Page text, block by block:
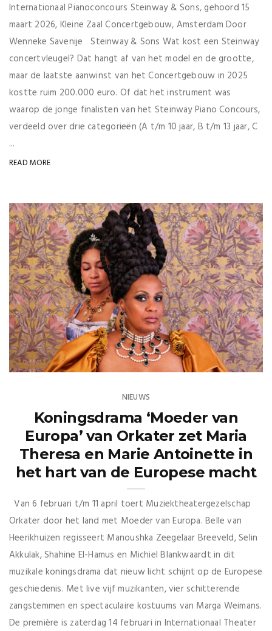
Internationaal Pianoconcours Steinway & Sons, gehoord 15
maart 2026, Kleine Zaal Concertgebouw, Amsterdam Door
Wenneke Savenije Steinway & Sons Wat kost een Steinway
concertvleugel? Dat hangt af van het model en de grootte,
maar de laatste aanwinst van het Concertgebouw in 2025
kostte ruim 200.000 euro. Of dat het instrument was
waarop de jonge finalisten van het Steinway Piano Concours,
verdeeld over drie categorieën (A t/m 10 jaar, B t/m 13 jaar, C
...
READ MORE
NIEUWS
Koningsdrama ‘Moeder van
Europa’ van Orkater zet Maria
Theresa en Marie Antoinette in
het hart van de Europese macht
Van 6 februari t/m 11 april toert Muziektheatergezelschap
Orkater door het land met Moeder van Europa. Belle van
Heerikhuizen regisseert Manoushka Zeegelaar Breeveld, Selin
Akkulak, Shahine El-Hamus en Michiel Blankwaardt in dit
muzikale koningsdrama dat nieuw licht schijnt op de Europese
geschiedenis. Met live vijf muzikanten, vier schitterende
zangstemmen en spectaculaire kostuums van Marga Weimans.
De première is zaterdag 14 februari in Internationaal Theater